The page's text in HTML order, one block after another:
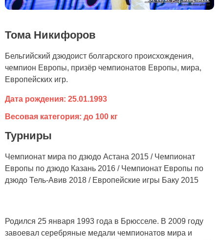
Тома Никифоров
Бельгийский дзюдоист болгарского происхождения,
чемпион Европы, призёр чемпионатов Европы, мира,
Европейских игр.
Дата рождения: 25.01.1993
Весовая категория: до 100 кг
Турниры
Чемпионат мира по дзюдо Астана 2015 / Чемпионат
Европы по дзюдо Казань 2016 / Чемпионат Европы по
дзюдо Тель-Авив 2018 / Европейские игры Баку 2015
Родился 25 января 1993 года в Брюсселе. В 2009 году
завоевал серебряные медали чемпионатов мира и